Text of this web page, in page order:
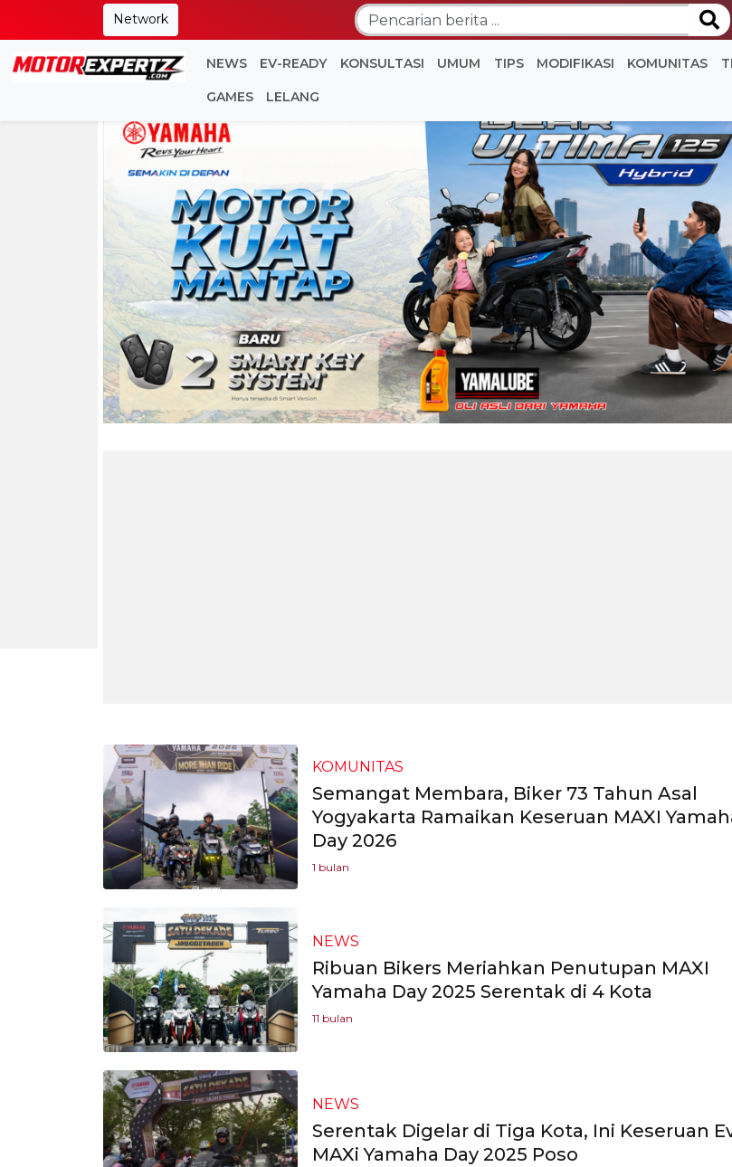
Network
NEWS EV-READY KONSULTASI UMUM TIPS MODIFIKASI KOMUNITAS
GAMES LELANG
KOMUNITAS
Semangat Membara, Biker 73 Tahun Asal
Yogyakarta Ramaikan Keseruan MAXI
Day 2026
1 bulan
NEWS
Ribuan Bikers Meriahkan Penutupan MAXI
Yamaha Day 2025 Serentak di 4 Kota
11 bulan
NEWS
Serentak Digelar di Tiga Kota, Ini Keseruan
MAXi Yamaha Day 2025 Poso